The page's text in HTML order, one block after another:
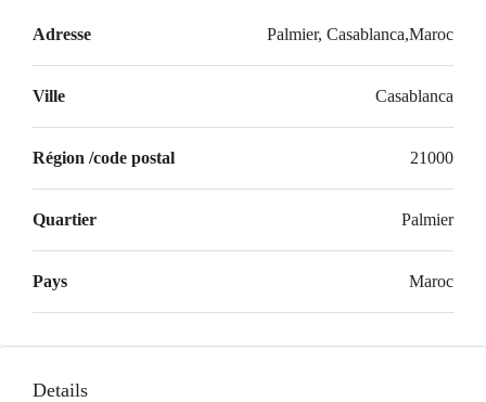
Adresse Palmier, Casablanca,Maroc
Ville Casablanca
Région /code postal 21000
Quartier Palmier
Pays Maroc
Details